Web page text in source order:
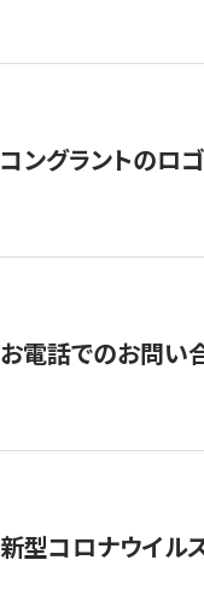
コングラントのロ
お電話でのお問い
新型コロナウイル